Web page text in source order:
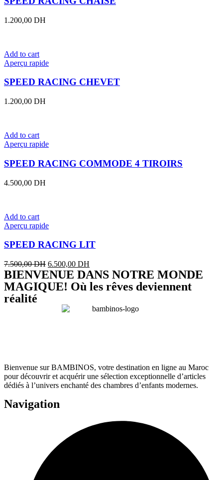
1.200,00 DH
Add to cart
Aperçu rapide
SPEED RACING CHEVET
1.200,00 DH
Add to cart
Aperçu rapide
SPEED RACING COMMODE 4 TIROIRS
4.500,00 DH
Add to cart
Aperçu rapide
SPEED RACING LIT
7.500,00DH Original
price
was:
7.500,00 DH.
6.500,00 DH
price
is:
6.500,00 DH.
BIENVENUE DANS NOTRE MONDE
MAGIQUE! Où les rêves deviennent
réalité
Bienvenue sur BAMBINOS, votre destination en ligne au Maroc
pour découvrir et acquérir une sélection exceptionnelle d’articles
dédiés à l’univers enchanté des chambres d’enfants modernes.
Navigation